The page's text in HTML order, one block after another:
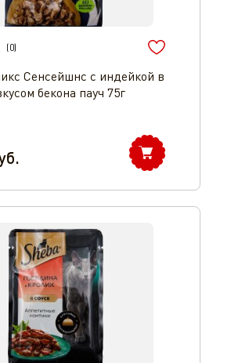
(0)
Сенсейшнс с индейкой в
бекона пауч 75г